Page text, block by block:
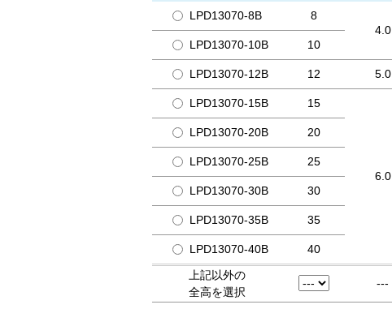
LPD13070-8B
8
4.0
LPD13070-10B 10
LPD13070-12B 12 5.0
LPD13070-15B 15
6.0
LPD13070-20B 20
LPD13070-25B 25
LPD13070-30B 30
LPD13070-35B 35
LPD13070-40B 40
上記以外の
全高を選択
---